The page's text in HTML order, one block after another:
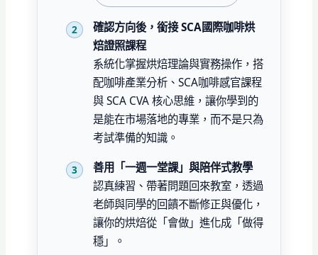
確認方向後，銜接 SCA國際咖啡烘
焙證照課程
系統化掌握烘焙理論與實務操作，搭
配咖啡產業分析、SCA咖啡感官課程
與 SCA CVA 核心思維，讓你學到的
是能在市場落地的專業，而不是只為
考試準備的知識。
善用「一週一堂課」與陪伴式教學
認真練習、帶著問題回來教室，透過
老師與同學的回饋不斷修正與優化，
讓你的烘焙從「會做」進化成「做得
穩」。